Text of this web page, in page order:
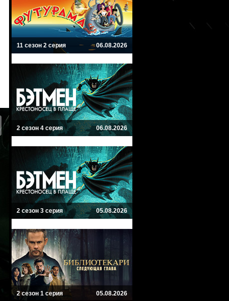
11 сезон 2 серия 06.08.2026
2 сезон 4 серия 06.08.2026
2 сезон 3 серия 05.08.2026
2 сезон 1 серия 05.08.2026